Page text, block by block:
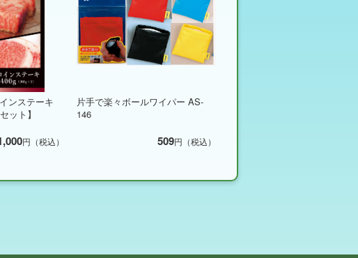
ンステーキ
ット】
円（税込）
片手で楽々ボールワイパー AS-
146
509円（税込）